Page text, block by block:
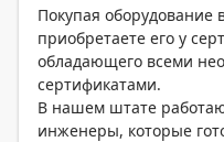
Покупая
приобретаете его у
обладающего всеми
сертификатами.
В нашем штате
инженеры, которые